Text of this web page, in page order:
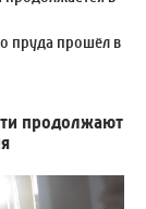
пруда прошёл в
продолжают